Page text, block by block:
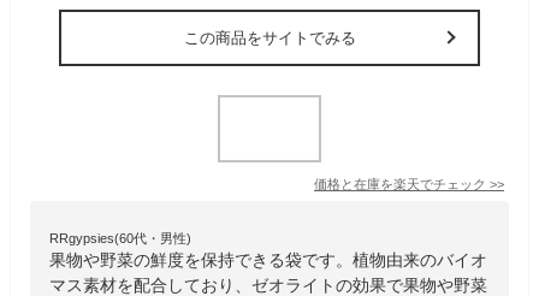
この商品をサイトでみる
価格と在庫を楽天でチェック >>
RRgypsies(60代・男性)
果物や野菜の鮮度を保持できる袋です。植物由来のバイオ
マス素材を配合しており、ゼオライトの効果で果物や野菜